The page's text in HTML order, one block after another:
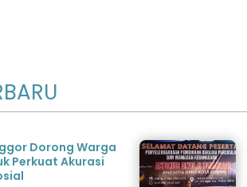
Dorong Warga
Perkuat Akurasi